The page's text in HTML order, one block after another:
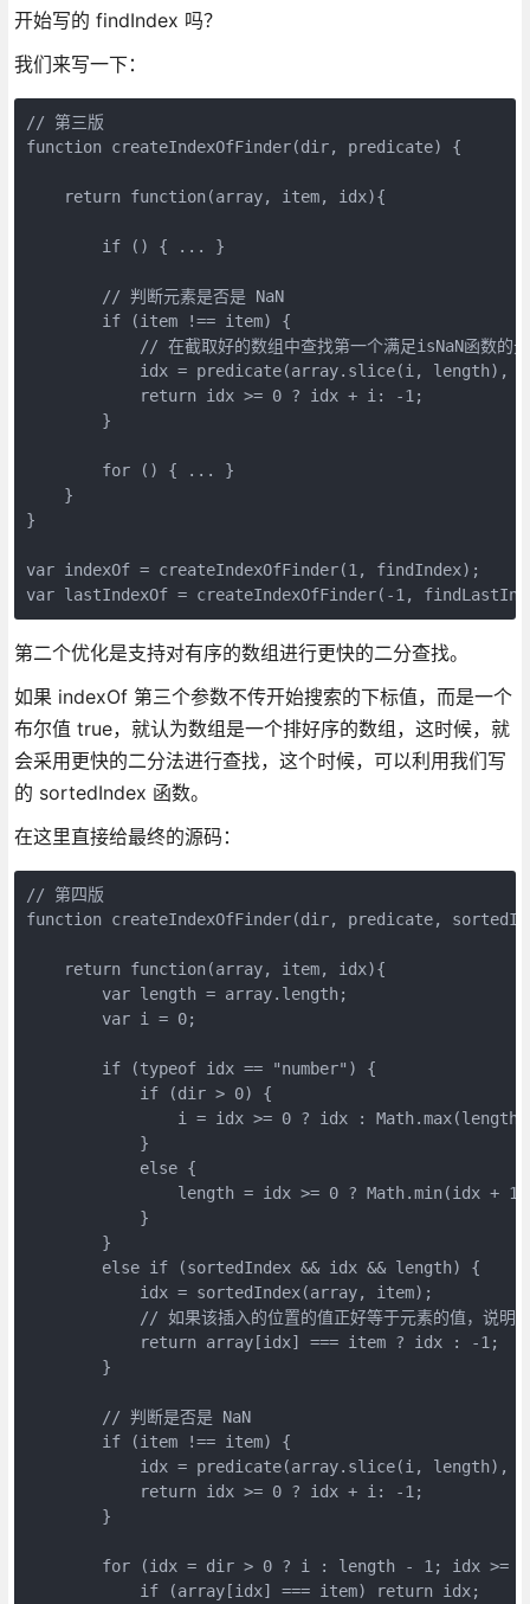
开始写的 findIndex 吗？
我们来写一下：
// 第三版
function createIndexOfFinder(dir, predicate) {
    return function(array, item, idx){
        if () { ... }
        // 判断元素是否是 NaN
        if (item !== item) {
// 在截取好的数组中查找第一个满足isNaN函数的
idx = predicate(array.slice(i, length),
            return idx >= 0 ? idx + i: -1;
        }
        for () { ... }
    }
}
var indexOf = createIndexOfFinder(1, findIndex);
var lastIndexOf = createIndexOfFinder(-1,
第二个优化是支持对有序的数组进行更快的二分查找。
如果 indexOf 第三个参数不传开始搜索的下标值，而是一个
布尔值 true，就认为数组是一个排好序的数组，这时候，就
会采用更快的二分法进行查找，这个时候，可以利用我们写
的 sortedIndex 函数。
在这里直接给最终的源码：
// 第四版
function createIndexOfFinder(dir, predicate,
    return function(array, item, idx){
        var length = array.length;
        var i = 0;
        if (typeof idx == "number") {
            if (dir > 0) {
i = idx >= 0 ? idx : Math.max(length
            }
            else {
length = idx >= 0 ? Math.min(idx +
            }
        }
        else if (sortedIndex && idx && length) {
            idx = sortedIndex(array, item);
// 如果该插入的位置的值正好等于元素的值，说明
            return array[idx] === item ? idx : -1;
        }
        // 判断是否是 NaN
        if (item !== item) {
idx = predicate(array.slice(i, length),
            return idx >= 0 ? idx + i: -1;
        }
for (idx = dir > 0 ? i : length - 1; idx >=
            if (array[idx] === item) return idx;